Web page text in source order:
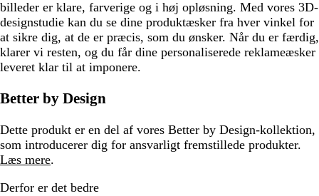
billeder er klare, farverige og i høj opløsning. Med vores 3D-
designstudie kan du se dine produktæsker fra hver vinkel for
at sikre dig, at de er præcis, som du ønsker. Når du er færdig,
klarer vi resten, og du får dine personaliserede reklameæsker
leveret klar til at imponere.
Better by Design
Dette produkt er en del af vores Better by Design-kollektion,
som introducerer dig for ansvarligt fremstillede produkter.
Læs mere.
Derfor er det bedre